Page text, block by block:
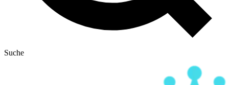
Suche